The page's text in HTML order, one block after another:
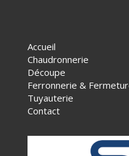
Accueil
Chaudronnerie
Découpe
Ferronnerie &
Tuyauterie
Contact